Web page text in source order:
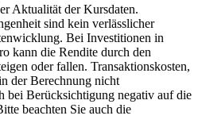
Aktualität der Kursdaten.
sind kein verlässlicher
Bei Investitionen in
kann die Rendite durch den
oder fallen. Transaktionskosten,
der Berechnung nicht
bei Berücksichtigung negativ auf die
beachten Sie auch die